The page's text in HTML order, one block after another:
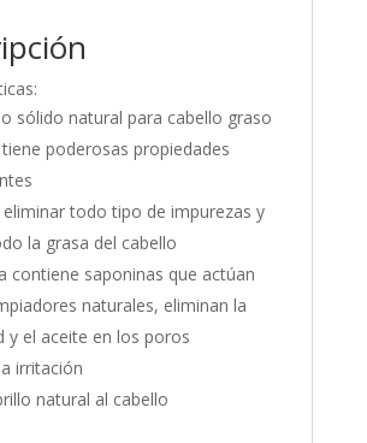
sólido natural para cabello graso
poderosas propiedades
eliminar todo tipo de impurezas y
la grasa del cabello
contiene saponinas que actúan
naturales, eliminan la
y el aceite en los poros
irritación
natural al cabello